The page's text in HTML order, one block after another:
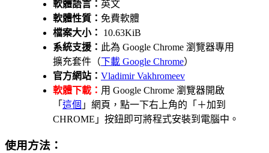
軟體語言： 英文
軟體性質： 免費軟體
檔案大小：
10.63KiB
系統支援： 此為 Google Chrome 瀏覽器專用
擴充套件（下載 Google Chrome）
官方網站： Vladimir Vakhromeev
軟體下載： 用 Google Chrome 瀏覽器開啟
「 這個 」網頁，點一下右上角的「＋加到
CHROME」按鈕即可將程式安裝到電腦中。
使用方法：